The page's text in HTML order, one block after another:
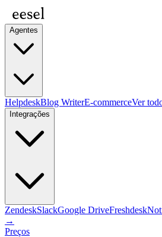
Agentes
HelpdeskBlog WriterE-commerceVer
Integrações
ZendeskSlackGoogle DriveFreshdesk
→
Preços